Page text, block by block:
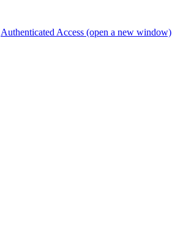
Authenticated Access (open a new window)